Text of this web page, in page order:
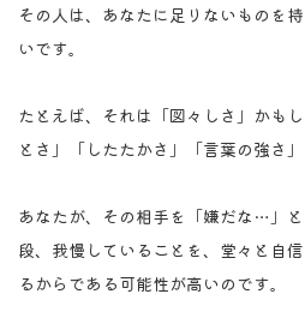
その人は、あなたに足りないものを
いです。
たとえば、それは「図々しさ」かも
とさ」「したたかさ」「言葉の強さ」
あなたが、その相手を「嫌だな…」
段、我慢していることを、堂々と自
るからである可能性が高いのです。